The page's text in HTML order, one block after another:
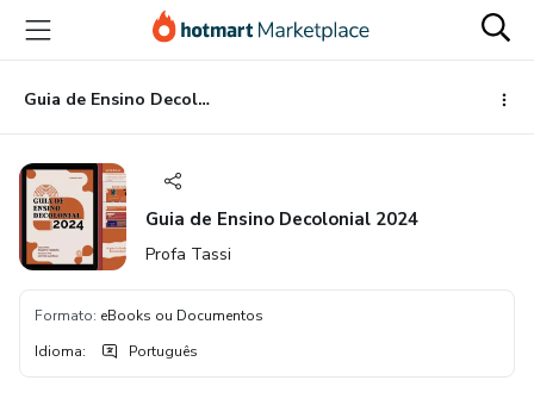
para
conteúdo
principal
para
pagamento
para
rodapé
Guia de Ensino Decolonial 2024
Guia de Ensino Decolonial 2024
Profa Tassi
Formato: eBooks ou Documentos
Idioma: Português